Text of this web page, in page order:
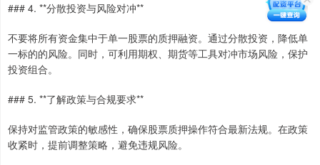
### 4. **分散投资与风险对冲**
不要将所有资金集中于单一股票的质押融资。通过分散投资，降低单
一标的的风险。同时，可利用期权、期货等工具对冲市场风险，保护
投资组合。
### 5. **了解政策与合规要求**
保持对监管政策的敏感性，确保股票质押操作符合最新法规。在政策
收紧时，提前调整策略，避免违规风险。